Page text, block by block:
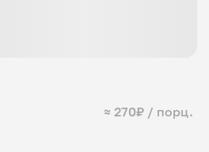
≈ 270₽ / порц.